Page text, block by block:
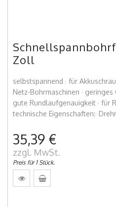
Zoll
selbstspannend · für
Netz-Bohrmaschinen · geringes
gute Rundlaufgenauigkeit · für
technische Eigenschaften:·
35,39 €
zzgl. MwSt.
Preis für 1 Stück.